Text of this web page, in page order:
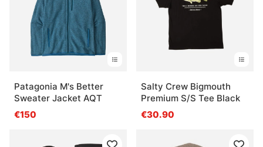
Patagonia M's Better
Sweater Jacket AQT
€150
Salty Crew Bigmouth
Premium S/S Tee Black
€30.90